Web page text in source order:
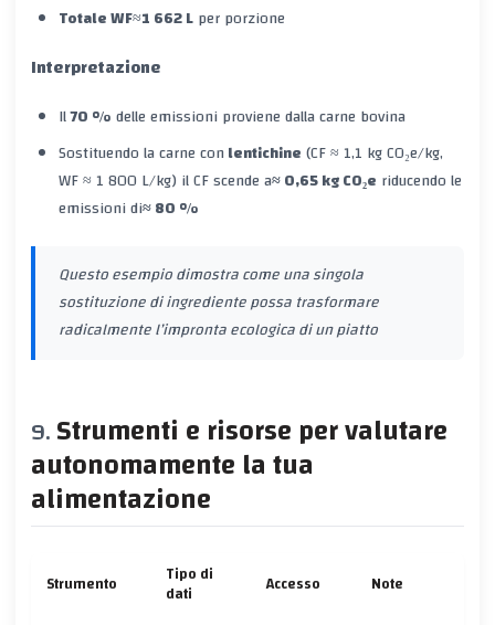
Totale WF≈1 662 Lper porzione
Interpretazione
Il70 %delle emissioni proviene dalla carne bovina
Sostituendo la carne conlentichine(CF ≈ 1,1 kg CO₂e/kg,
WF ≈ 1 800 L/kg) il CF scende a≈ 0,65 kg CO₂e riducendo le
emissioni di≈ 80 %
Questo esempio dimostra come una singola
sostituzione di ingrediente possa trasformare
radicalmente l’impronta ecologica di un piatto
Strumenti e risorse per valutare
autonomamente la tua
alimentazione
Strumento Tipo di
dati Accesso Note